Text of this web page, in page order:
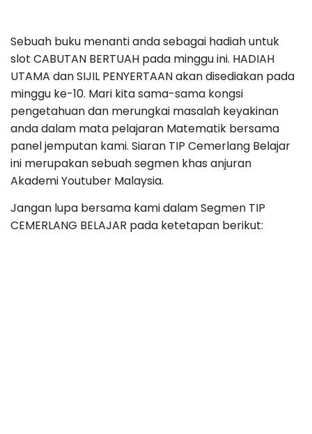
Sebuah buku menanti anda sebagai hadiah untuk
slot CABUTAN BERTUAH pada minggu ini. HADIAH
UTAMA dan SIJIL PENYERTAAN akan disediakan pada
minggu ke-10. Mari kita sama-sama kongsi
pengetahuan dan merungkai masalah keyakinan
anda dalam mata pelajaran Matematik bersama
panel jemputan kami. Siaran TIP Cemerlang Belajar
ini merupakan sebuah segmen khas anjuran
Akademi Youtuber Malaysia.
Jangan lupa bersama kami dalam Segmen TIP
CEMERLANG BELAJAR pada ketetapan berikut: